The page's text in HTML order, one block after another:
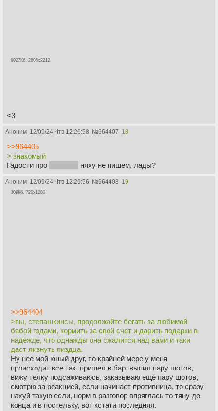
9027Кб, 2806x2212
<3
Аноним 12/09/24 Чтв 12:26:58 №964407 18
>>964405
> знакомый
Гадости про
няху не пишем, лады?
Аноним 12/09/24 Чтв 12:29:56 №964408 19
309Кб, 720x1280
>>964404
>вы, степашкинсы, продолжайте бегать за любимой
бабой годами, кормить за свой счет и дарить подарки в
надежде, что однажды она сжалится над вами и таки
даст лизнуть пиздца.
Ну нее мой юный друг, по крайней мере у меня
происходит все так, пришел в бар, выпил пару шотов,
вижу телку подсаживаюсь, заказываю ещё пару шотов,
смотрю за реакцией, если начинает противница, то сразу
нахуй такую если, норм в разговор впряглась то тяну до
конца и в постельку, вот кстати последняя.